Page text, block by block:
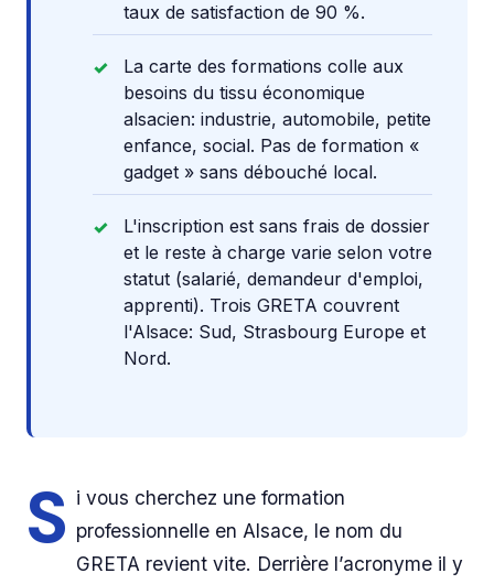
taux de satisfaction de 90 %.
La carte des formations colle aux
besoins du tissu économique
alsacien: industrie, automobile, petite
enfance, social. Pas de formation «
gadget » sans débouché local.
L'inscription est sans frais de dossier
et le reste à charge varie selon votre
statut (salarié, demandeur d'emploi,
apprenti). Trois GRETA couvrent
l'Alsace: Sud, Strasbourg Europe et
Nord.
S i vous cherchez une formation
professionnelle en Alsace, le nom du
GRETA revient vite. Derrière l’acronyme il y